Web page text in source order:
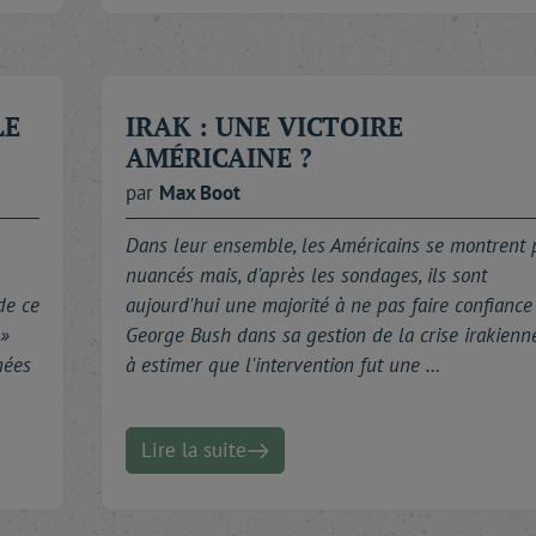
? Est-il possible - comme certains le suggèrent ces
des décennies occupé les fonctions les plus
et les pandémies qui, dans le tiers-monde,
fléaux ?
de nombreux autres témoignages et
la presse. Avec un coup de projecteur spécial sur la
« arme fatale » qu'est l'énergie, Vladimir Poutine
de ses anciens vassaux ?
À propos, connaissez-vous ce vieux proverbe bantou : «
ce
IRAK : UNE VICTOIRE
AMÉRICAINE ?
par MaxBoot
Dans leur ensemble, les Américains se montrent
nuancés mais, d'après les sondages, ils sont
aujourd'hui une majorité à ne pas faire
George Bush dans sa gestion de la crise
à estimer que l'intervention fut une …
Lire la suite